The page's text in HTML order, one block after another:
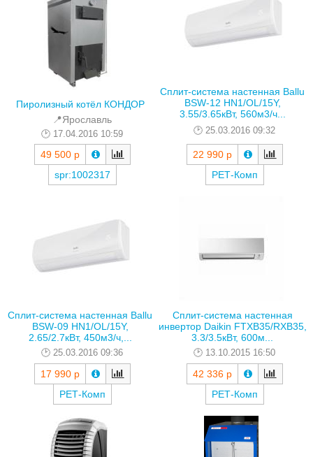
Пиролизный котёл КОНДОР
📍Ярославль
17.04.2016 10:59
49 500 р
spr:1002317
Сплит-система настенная Ballu
BSW-12 HN1/OL/15Y,
3.55/3.65кВт, 560м3/ч...
25.03.2016 09:32
22 990 р
РЕТ-Комп
Сплит-система настенная Ballu
BSW-09 HN1/OL/15Y,
2.65/2.7кВт, 450м3/ч,...
25.03.2016 09:36
17 990 р
РЕТ-Комп
Сплит-система настенная
инвертор Daikin FTXB35/RXB35,
3.3/3.5кВт, 600м...
13.10.2015 16:50
42 336 р
РЕТ-Комп